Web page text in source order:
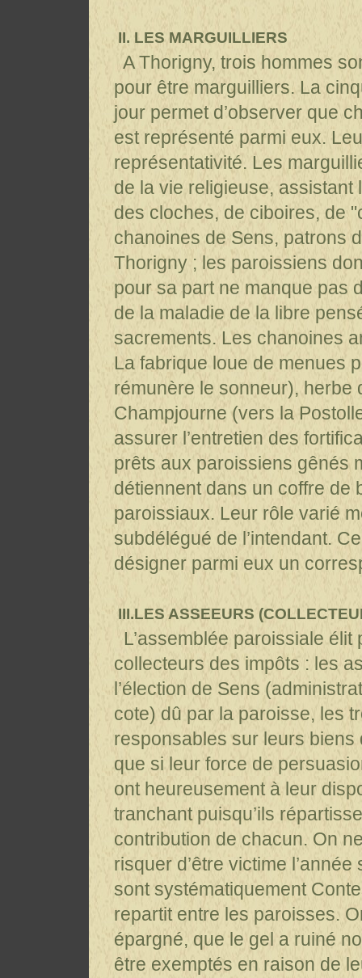
II. LES MARGUILLIERS
A Thorigny, trois hommes
pour être marguilliers. La
jour permet d’observer que
est représenté parmi eux.
représentativité. Les
de la vie religieuse,
des cloches, de ciboires, de
chanoines de Sens, patrons
Thorigny ; les paroissiens
pour sa part ne manque pas
de la maladie de la libre
sacrements. Les chanoines
La fabrique loue de menues
rémunère le sonneur), herbe
Champjourne (vers la
assurer l’entretien des
prêts aux paroissiens gênés
détiennent dans un coffre de
paroissiaux. Leur rôle varié
subdélégué de l’intendant.
désigner parmi eux un
III.LES ASSEEURS
L’assemblée paroissiale
collecteurs des impôts : les
l’élection de Sens
cote) dû par la paroisse, les
responsables sur leurs biens
que si leur force de
ont heureusement à leur
tranchant puisqu’ils
contribution de chacun. On
risquer d’être victime
sont systématiquement
repartit entre les paroisses.
épargné, que le gel a ruiné
être exemptés en raison de